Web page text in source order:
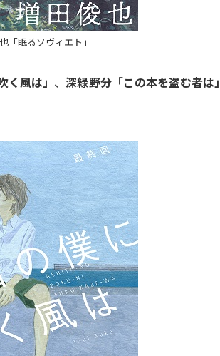
「眠るソヴィエト」​
風は」 、深緑野分「この本を盗む者は」